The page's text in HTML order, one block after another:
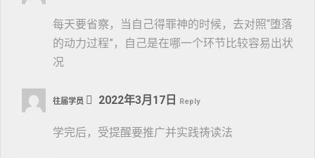
每天要省察，当自己得罪神的时候，去对照“堕落
的动力过程”，自己是在哪一个环节比较容易出状
况
往届学员 2022年3月17日 Reply
学完后，受提醒要推广并实践祷读法